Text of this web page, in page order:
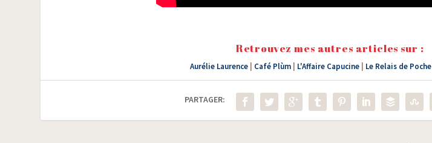
Retrouvez mes autres articles sur :
Aurélie Laurence Café Plùm L'Affaire Capucine Le Relais de Poche
PARTAGER: